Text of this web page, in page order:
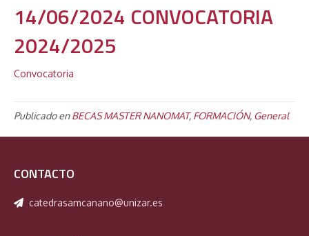
14/06/2024 CONVOCATORIA
2024/2025
Convocatoria
Publicado enBECAS MASTER NANOMAT, FORMACIÓN, General
CONTACTO
catedrasamcanano@unizar.es